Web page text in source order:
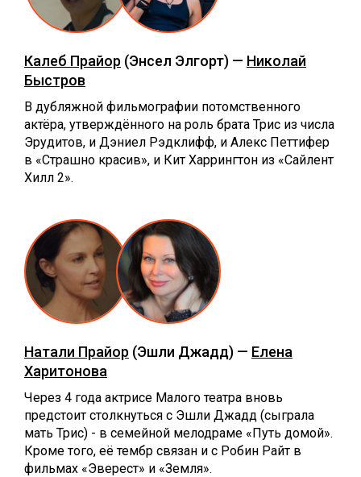
Калеб Прайор (Энсел Элгорт) — Николай
Быстров
В дубляжной фильмографии потомственного
актёра, утверждённого на роль брата Трис из числа
Эрудитов, и Дэниел Рэдклифф, и Алекс Петтифер
в «Страшно красив», и Кит Харрингтон из «Сайлент
Хилл 2».
Натали Прайор (Эшли Джадд) — Елена
Харитонова
Через 4 года актрисе Малого театра вновь
предстоит столкнуться с Эшли Джадд (сыграла
мать Трис) - в семейной мелодраме «Путь домой».
Кроме того, её тембр связан и с Робин Райт в
фильмах «Эверест» и «Земля».